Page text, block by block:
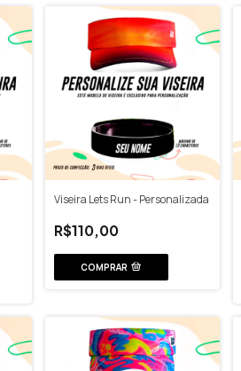
Viseira Lets Run - Personalizada
R$110,00
COMPRAR